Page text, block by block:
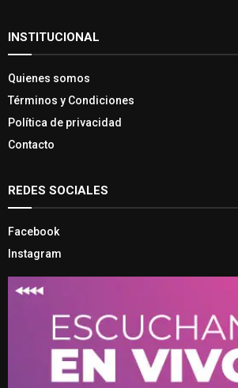
INSTITUCIONAL
Quienes somos
Términos y Condiciones
Política de privacidad
Contacto
REDES SOCIALES
Facebook
Instagram